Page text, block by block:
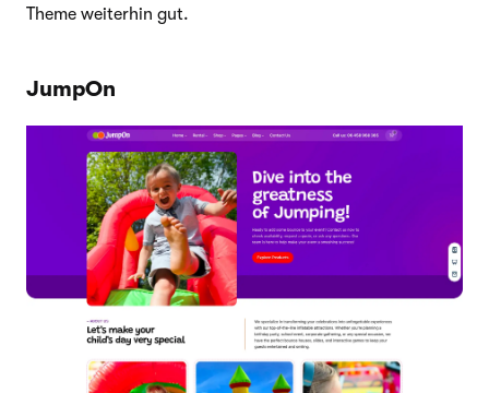
Theme weiterhin gut.
JumpOn